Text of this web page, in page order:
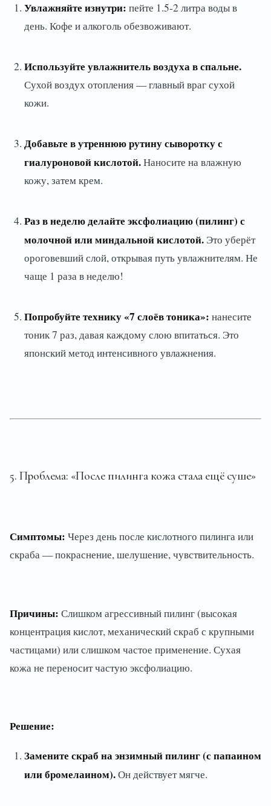
Увлажняйте изнутри: пейте 1.5-2 литра воды в
день. Кофе и алкоголь обезвоживают.
Используйте увлажнитель воздуха в спальне.
Сухой воздух отопления — главный враг сухой
кожи.
Добавьте в утреннюю рутину сыворотку с
гиалуроновой кислотой.Наносите на влажную
кожу, затем крем.
Раз в неделю делайте эксфолиацию (пилинг) с
молочной или миндальной кислотой. Это уберёт
ороговевший слой, открывая путь увлажнителям. Не
чаще 1 раза в неделю!
Попробуйте технику «7 слоёв тоника»: нанесите
тоник 7 раз, давая каждому слою впитаться. Это
японский метод интенсивного увлажнения.
5. Проблема: «После пилинга кожа стала ещё суше»
Симптомы: Через день после кислотного пилинга или
скраба — покраснение, шелушение, чувствительность.
Причины: Слишком агрессивный пилинг (высокая
концентрация кислот, механический скраб с крупными
частицами) или слишком частое применение. Сухая
кожа не переносит частую эксфолиацию.
Решение:
Замените скраб на энзимный пилинг (с папаином
или бромелаином).Он действует мягче.